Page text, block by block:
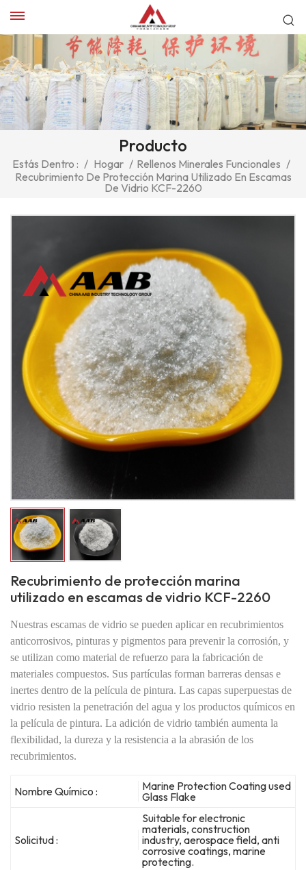
Producto
Estás Dentro : / Hogar / Rellenos Minerales Funcionales /
Recubrimiento De Protección Marina Utilizado En Escamas
De Vidrio KCF-2260
Recubrimiento de protección marina
utilizado en escamas de vidrio KCF-2260
Nuestras escamas de vidrio se pueden aplicar en recubrimientos
anticorrosivos, pinturas y pigmentos para prevenir la corrosión, y
se utilizan como material de refuerzo para la fabricación de
materiales compuestos. Sus partículas forman barreras densas e
inertes dentro de la película de pintura. Las capas superpuestas de
vidrio resisten la penetración del agua y los productos químicos en
la película de pintura. La adición de vidrio también aumenta la
flexibilidad, la dureza y la resistencia a la abrasión de los
recubrimientos.
Nombre Químico :
Marine Protection Coating used
Glass Flake
Solicitud :
Suitable for electronic
materials, construction
industry, aerospace field, anti
corrosive coatings, marine
protecting.